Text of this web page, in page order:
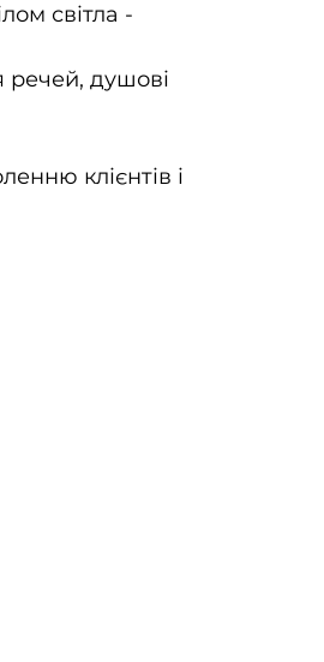
світла -
речей, душові
клієнтів і